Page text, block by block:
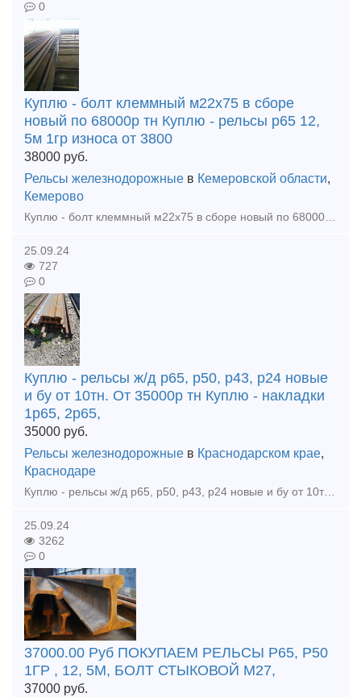
0
Куплю - болт клеммный м22х75 в сборе
новый по 68000р тн Куплю - рельсы р65 12,
5м 1гр износа от 3800
38000 руб.
Рельсы железнодорожные в Кемеровской области,
Кемерово
Куплю - болт клеммный м22х75 в сборе новый по 68000р тн Куплю - рельсы р65 12, 5м 1гр износа от 38000р тн Куплю - комплектующие к стрелочным переводам р65, р50 новые и бу Куплю - подкладку ДН6-65 н
25.09.24
727
0
Куплю - рельсы ж/д р65, р50, р43, р24 новые
и бу от 10тн. От 35000р тн Куплю - накладки
1р65, 2р65,
35000 руб.
Рельсы железнодорожные в Краснодарском крае,
Краснодаре
Куплю - рельсы ж/д р65, р50, р43, р24 новые и бу от 10тн. От 35000р тн Куплю - накладки 1р65, 2р65, 1р50, 1р43, р24 новые и бу от 0, 5тн. От 35000р тн Куплю - подкладки кб65, кд65, кб50, кд50, д
25.09.24
3262
0
37000.00 Руб ПОКУПАЕМ РЕЛЬСЫ Р65, Р50
1ГР , 12, 5М, БОЛТ СТЫКОВОЙ М27,
37000 руб.